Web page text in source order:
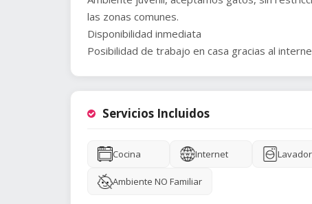
las zonas comunes.
Disponibilidad inmediata
Servicios Incluidos
Cocina Internet
Ambiente NO Familiar